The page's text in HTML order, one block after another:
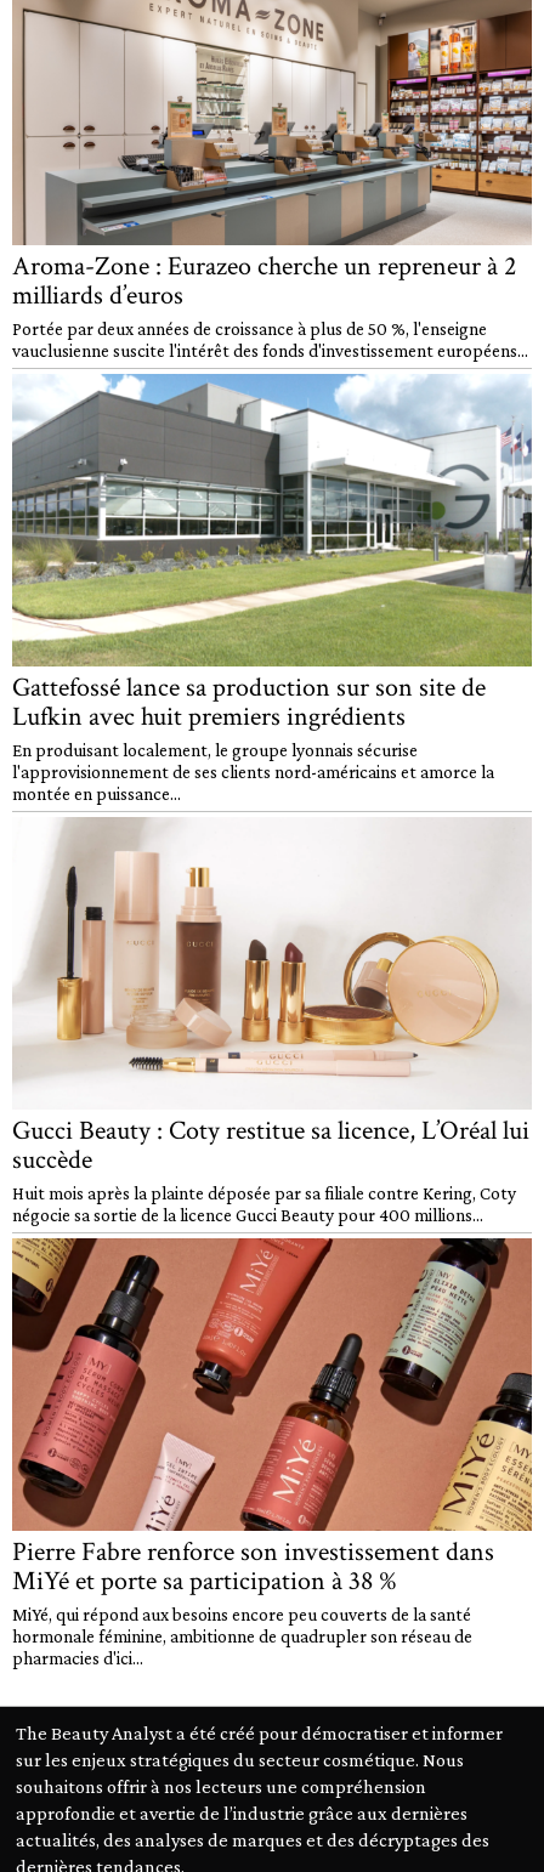
Aroma-Zone : Eurazeo cherche un repreneur à 2
milliards d’euros
Portée par deux années de croissance à plus de 50 %, l'enseigne
vauclusienne suscite l'intérêt des fonds d'investissement européens...
Gattefossé lance sa production sur son site de
Lufkin avec huit premiers ingrédients
En produisant localement, le groupe lyonnais sécurise
l'approvisionnement de ses clients nord-américains et amorce la
montée en puissance...
Gucci Beauty : Coty restitue sa licence, L’Oréal lui
succède
Huit mois après la plainte déposée par sa filiale contre Kering, Coty
négocie sa sortie de la licence Gucci Beauty pour 400 millions...
Pierre Fabre renforce son investissement dans
MiYé et porte sa participation à 38 %
MiYé, qui répond aux besoins encore peu couverts de la santé
hormonale féminine, ambitionne de quadrupler son réseau de
pharmacies d'ici...
The Beauty Analyst a été créé pour démocratiser et informer
sur les enjeux stratégiques du secteur cosmétique. Nous
souhaitons offrir à nos lecteurs une compréhension
approfondie et avertie de l’industrie grâce aux dernières
actualités, des analyses de marques et des décryptages des
dernières tendances.